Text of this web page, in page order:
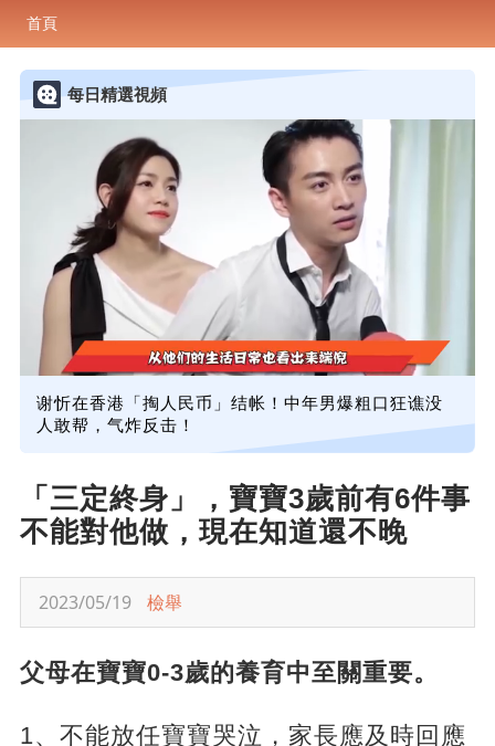
首頁
每日精選視頻
谢忻在香港「掏人民币」结帐！中年男爆粗口狂谯没
人敢帮，气炸反击！
「三定終身」，寶寶3歲前有6件事
不能對他做，現在知道還不晚
2023/05/19 檢舉
父母在寶寶0-3歲的養育中至關重要。
1、不能放任寶寶哭泣，家長應及時回應